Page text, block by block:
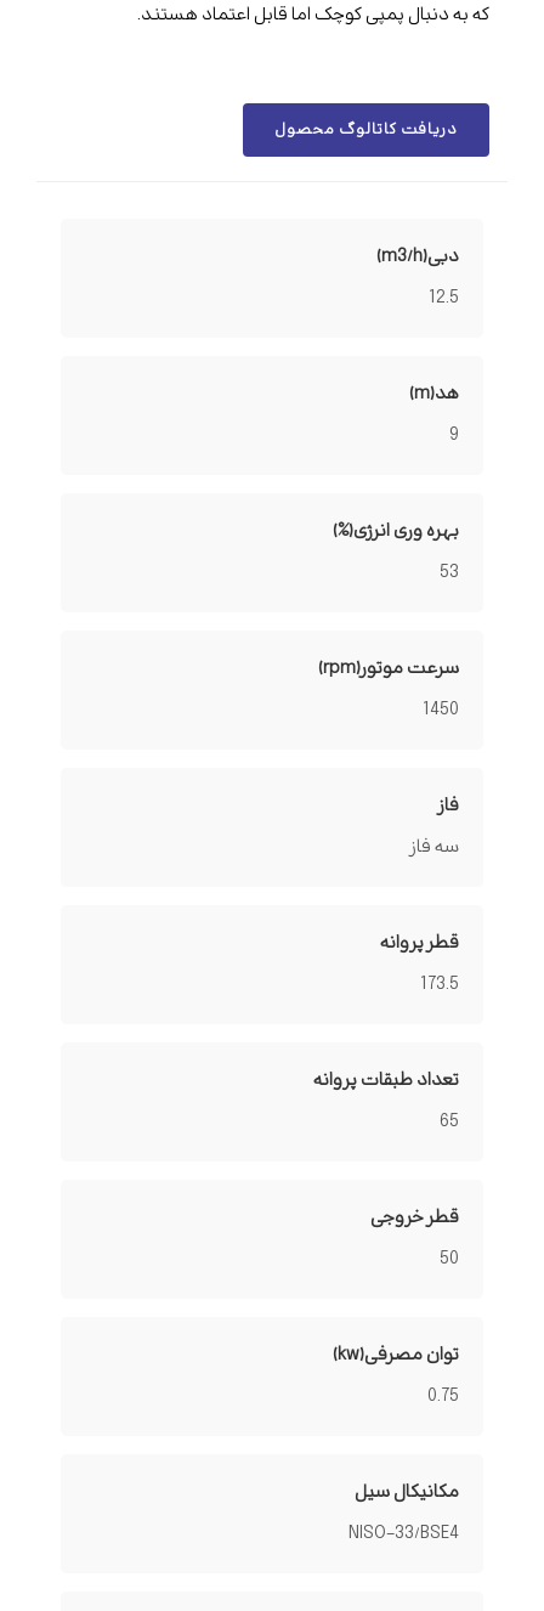
که به دنبال پمپی کوچک اما قابل اعتماد هستند.
دریافت کاتالوگ محصول
دبی(m3/h)
12.5
هد(m)
9
بهره وری انرژی(%)
53
سرعت موتور(rpm)
1450
فاز
سه فاز
قطر پروانه
173.5
تعداد طبقات پروانه
65
قطر خروجی
50
توان مصرفی(kw)
0.75
مکانیکال سیل
NISO-33/BSE4